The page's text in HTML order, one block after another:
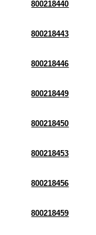
800218440
800218443
800218446
800218449
800218450
800218453
800218456
800218459